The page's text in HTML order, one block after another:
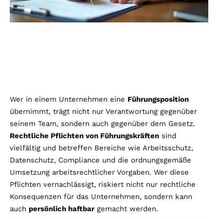
Wer in einem Unternehmen eine Führungsposition
übernimmt, trägt nicht nur Verantwortung gegenüber
seinem Team, sondern auch gegenüber dem Gesetz.
Rechtliche Pflichten von Führungskräften sind
vielfältig und betreffen Bereiche wie Arbeitsschutz,
Datenschutz, Compliance und die ordnungsgemäße
Umsetzung arbeitsrechtlicher Vorgaben. Wer diese
Pflichten vernachlässigt, riskiert nicht nur rechtliche
Konsequenzen für das Unternehmen, sondern kann
auch persönlich haftbargemacht werden.